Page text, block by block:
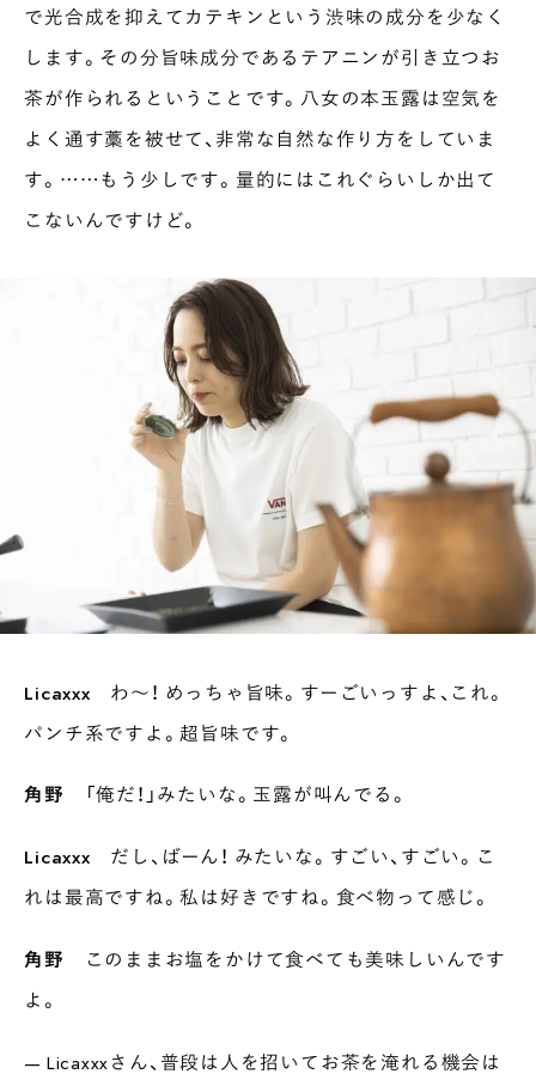
で光合成を抑えてカテキンという渋味の成分を少なく
します。その分旨味成分であるテアニンが引き立つお
茶が作られるということです。八女の本玉露は空気を
よく通す藁を被せて、非常な自然な作り方をしていま
す。……もう少しです。量的にはこれぐらいしか出て
こないんですけど。
Licaxxx わ〜！ めっちゃ旨味。すーごいっすよ、これ。
パンチ系ですよ。超旨味です。
角野 「俺だ！」みたいな。玉露が叫んでる。
Licaxxx だし、ばーん！ みたいな。すごい、すごい。こ
れは最高ですね。私は好きですね。食べ物って感じ。
角野 このままお塩をかけて食べても美味しいんです
よ。
— Licaxxxさん、普段は人を招いてお茶を淹れる機会は